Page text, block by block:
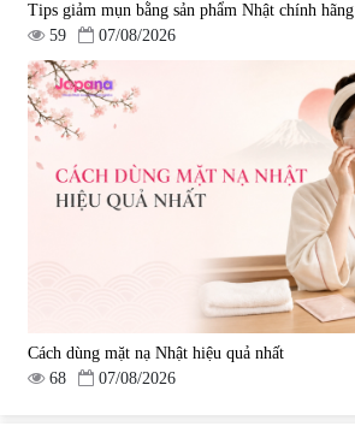
Tips giảm mụn bằng sản phẩm Nhật chính hãng
59
07/08/2026
Cách dùng mặt nạ Nhật hiệu quả nhất
68
07/08/2026